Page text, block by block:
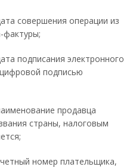
совершения операции из
фактуры;
подписания электронного
подписью
продавца
страны, налоговым
номер плательщика,